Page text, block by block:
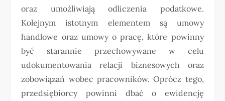
oraz umożliwiają odliczenia podatkowe.
Kolejnym istotnym elementem są umowy
handlowe oraz umowy o pracę, które powinny
być starannie przechowywane w celu
udokumentowania relacji biznesowych oraz
zobowiązań wobec pracowników. Oprócz tego,
przedsiębiorcy powinni dbać o ewidencję